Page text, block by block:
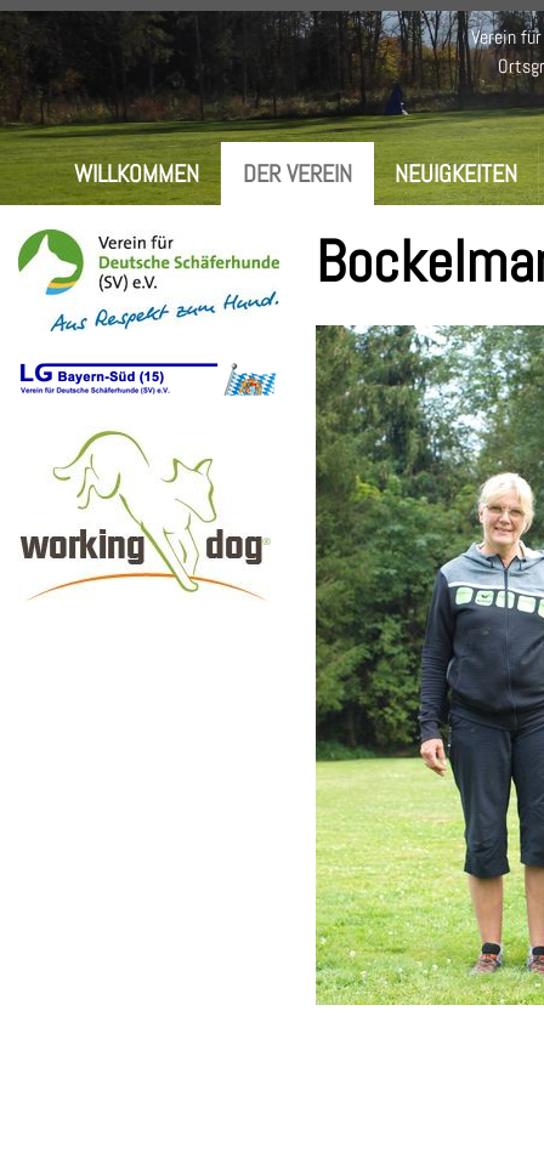
Verein
WILLKOMMEN DER VEREIN NEUIGKEITEN